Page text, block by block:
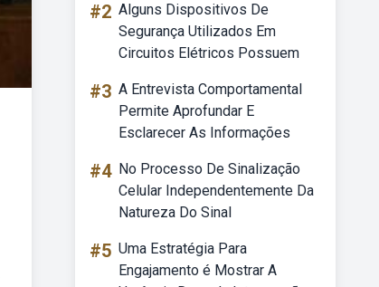
#2 Alguns Dispositivos De
Segurança Utilizados Em
Circuitos Elétricos Possuem
#3 A Entrevista Comportamental
Permite Aprofundar E
Esclarecer As Informações
#4 No Processo De Sinalização
Celular Independentemente Da
Natureza Do Sinal
#5 Uma Estratégia Para
Engajamento é Mostrar A